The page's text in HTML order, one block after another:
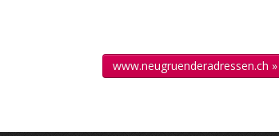
www.neugruenderadressen.ch »